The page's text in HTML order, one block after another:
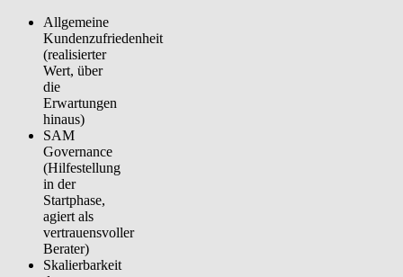
Allgemeine
Kundenzufriedenheit
(realisierter
Wert, über
die
Erwartungen
hinaus)
SAM
Governance
(Hilfestellung
in der
Startphase,
agiert als
vertrauensvoller
Berater)
Skalierbarkeit